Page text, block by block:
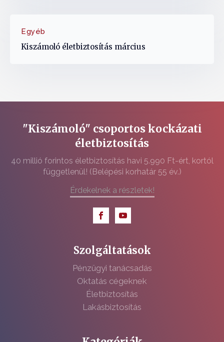
Egyéb
Kiszámoló életbiztosítás március
"Kiszámoló" csoportos kockázati
életbiztosítás
40 millió forintos életbiztosítás havi 5.990 Ft-ért, kortól
függetlenül! (Belépési korhatár 55 év.)
Érdekelnek a részletek!
Szolgáltatások
Pénzügyi tanácsadás
Oktatás cégeknek
Életbiztosítás
Lakásbiztosítás